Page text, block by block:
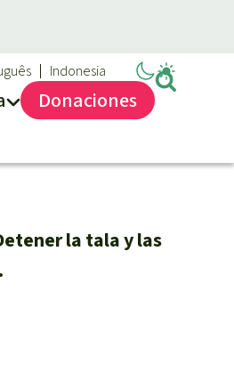
Indonesia
Donaciones
la tala y las